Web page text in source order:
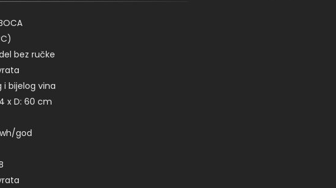
bez ručke
i bijelog vina
x D: 60 cm
god